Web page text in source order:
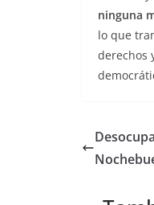
ninguna
lo que
derechos